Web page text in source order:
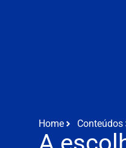
Home Conteúdos